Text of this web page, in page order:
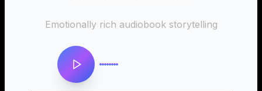
Emotionally rich audiobook storytelling